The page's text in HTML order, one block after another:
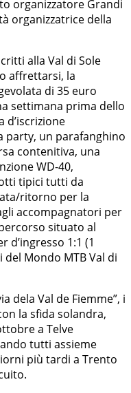
organizzatore Grandi
organizzatrice della
alla Val di Sole
affrettarsi, la
di 35 euro
settimana prima dello
d’iscrizione
party, un parafanghino
contenitiva, una
WD-40,
tipici tutti da
ritorno per la
accompagnatori per
situato al
d’ingresso 1:1 (1
Mondo MTB Val di
dela Val de Fiemme”, i
la sfida solandra,
a Telve
tutti assieme
più tardi a Trento